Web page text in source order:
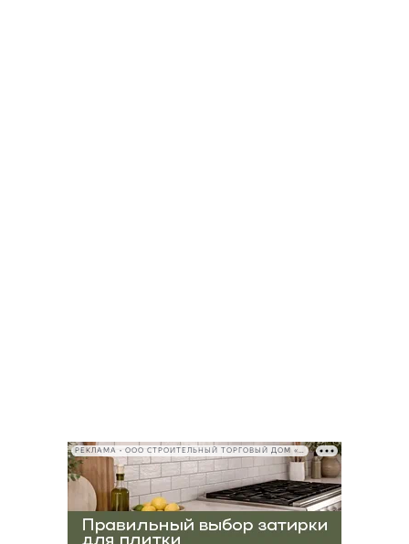
РЕКЛАМА • ООО СТРОИТЕЛЬНЫЙ ТОРГОВЫЙ ДОМ «ПЕТРОВИЧ», ИНН 7802348846